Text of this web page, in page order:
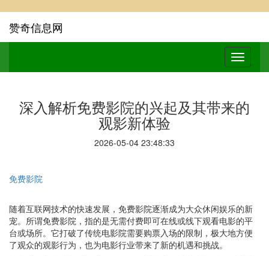
赞奇信息网
深入解析免费影院的兴起及其带来的
观影新体验
2026-05-04 23:48:33
免费影院
随着互联网技术的快速发展，免费影院逐渐成为大众休闲娱乐的新
宠。所谓免费影院，指的是无需付费即可在线或线下观看电影的平
台或场所。它打破了传统电影院需要购票入场的限制，极大地方便
了观众的观影行为，也为电影行业带来了新的机遇和挑战。